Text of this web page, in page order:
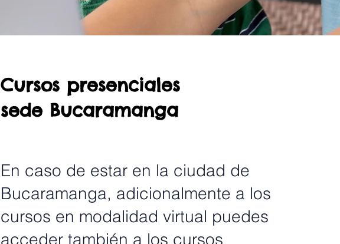
Cursos presenciales
sede Bucaramanga
En caso de estar en la ciudad de
Bucaramanga, adicionalmente a los
cursos en modalidad virtual puedes
acceder también a los cursos